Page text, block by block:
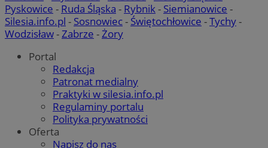
Pyskowice - Ruda Śląska - Rybnik- Siemianowice -
Silesia.info.pl - Sosnowiec- Świętochłowice -Tychy-
Wodzisław-Zabrze -Żory
Portal
Redakcja
Patronat medialny
Praktyki w silesia.info.pl
Regulaminy portalu
Polityka prywatności
Oferta
Napisz do nas